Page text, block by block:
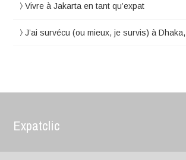
Vivre à Jakarta en tant qu’expat
J’ai survécu (ou mieux, je survis) à
Expatclic